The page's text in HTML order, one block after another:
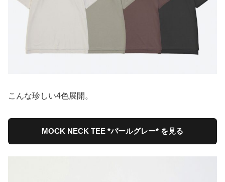
こんな珍しい4色展開。
MOCK NECK TEE *パールグレー* を見る